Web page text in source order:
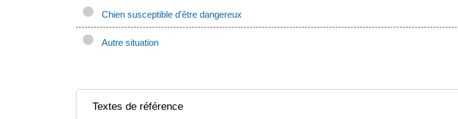
Chien susceptible d'être dangereux
Autre situation
Textes de référence